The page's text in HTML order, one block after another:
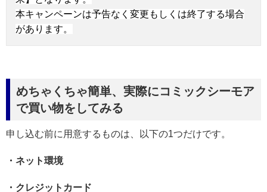
本キャンペーンは予告なく変更もしくは終了する場合
があります。
めちゃくちゃ簡単、実際にコミックシーモア
で買い物をしてみる
申し込む前に用意するものは、以下の1つだけです。
・ネット環境
・クレジットカード